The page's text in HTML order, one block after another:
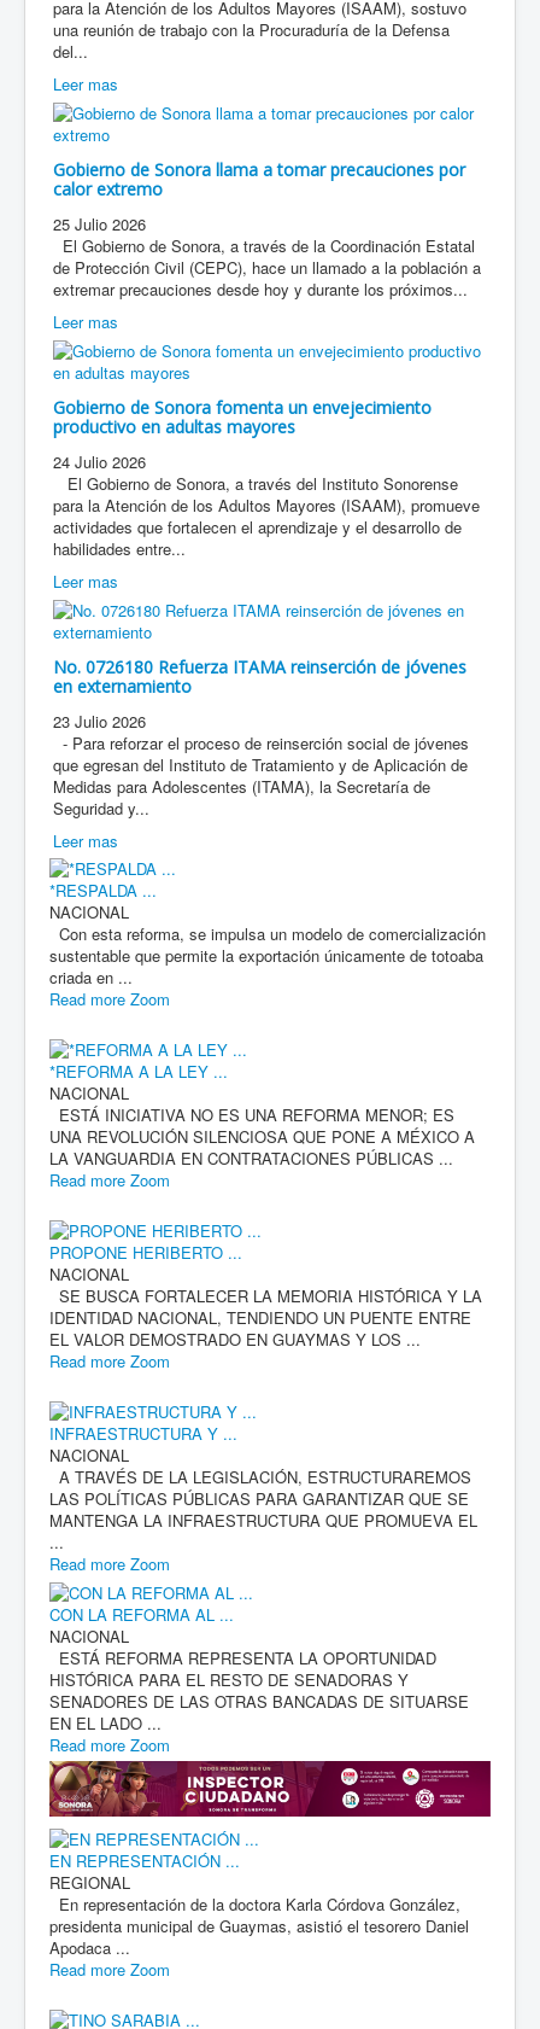
para la Atención de los Adultos Mayores (ISAAM), sostuvo
una reunión de trabajo con la Procuraduría de la Defensa
del...
Leer mas
Gobierno de Sonora llama a tomar precauciones por
calor extremo
25 Julio 2026
El Gobierno de Sonora, a través de la Coordinación Estatal
de Protección Civil (CEPC), hace un llamado a la población a
extremar precauciones desde hoy y durante los próximos...
Leer mas
Gobierno de Sonora fomenta un envejecimiento
productivo en adultas mayores
24 Julio 2026
El Gobierno de Sonora, a través del Instituto Sonorense
para la Atención de los Adultos Mayores (ISAAM), promueve
actividades que fortalecen el aprendizaje y el desarrollo de
habilidades entre...
Leer mas
No. 0726180 Refuerza ITAMA reinserción de jóvenes
en externamiento
23 Julio 2026
- Para reforzar el proceso de reinserción social de jóvenes
que egresan del Instituto de Tratamiento y de Aplicación de
Medidas para Adolescentes (ITAMA), la Secretaría de
Seguridad y...
Leer mas
*RESPALDA ...
NACIONAL
Con esta reforma, se impulsa un modelo de comercialización
sustentable que permite la exportación únicamente de totoaba
criada en ...
Read more Zoom
*REFORMA A LA LEY ...
NACIONAL
ESTÁ INICIATIVA NO ES UNA REFORMA MENOR; ES
UNA REVOLUCIÓN SILENCIOSA QUE PONE A MÉXICO A
LA VANGUARDIA EN CONTRATACIONES PÚBLICAS ...
Read more Zoom
PROPONE HERIBERTO ...
NACIONAL
SE BUSCA FORTALECER LA MEMORIA HISTÓRICA Y LA
IDENTIDAD NACIONAL, TENDIENDO UN PUENTE ENTRE
EL VALOR DEMOSTRADO EN GUAYMAS Y LOS ...
Read more Zoom
INFRAESTRUCTURA Y ...
NACIONAL
A TRAVÉS DE LA LEGISLACIÓN, ESTRUCTURAREMOS
LAS POLÍTICAS PÚBLICAS PARA GARANTIZAR QUE SE
MANTENGA LA INFRAESTRUCTURA QUE PROMUEVA EL
...
Read more Zoom
CON LA REFORMA AL ...
NACIONAL
ESTÁ REFORMA REPRESENTA LA OPORTUNIDAD
HISTÓRICA PARA EL RESTO DE SENADORAS Y
SENADORES DE LAS OTRAS BANCADAS DE SITUARSE
EN EL LADO ...
Read more Zoom
EN REPRESENTACIÓN ...
REGIONAL
En representación de la doctora Karla Córdova González,
presidenta municipal de Guaymas, asistió el tesorero Daniel
Apodaca ...
Read more Zoom